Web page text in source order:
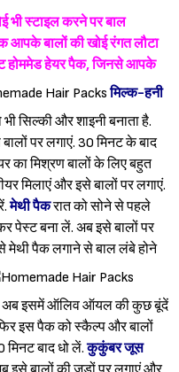
भी स्टाइल करने पर बाल
आपके बालों की खोई रंगत लौटा
होममेड हेयर पैक, जिनसे आपके
मिल्क-हनी
सिल्की और शाइनी बनाता है.
पर लगाएं. 30 मिनट के बाद
का मिश्रण बालों के लिए बहुत
मिलाएं और इसे बालों पर लगाएं.
मेथी पैकरात को सोने से पहले
पेस्ट बना लें. अब इसे बालों पर
मेथी पैक लगाने से बाल लंबे होने
अब इसमें ऑलिव ऑयल की कुछ बूंदें
इस पैक को स्कैल्प और बालों
मिनट बाद धो लें.कुकुंबर जूस